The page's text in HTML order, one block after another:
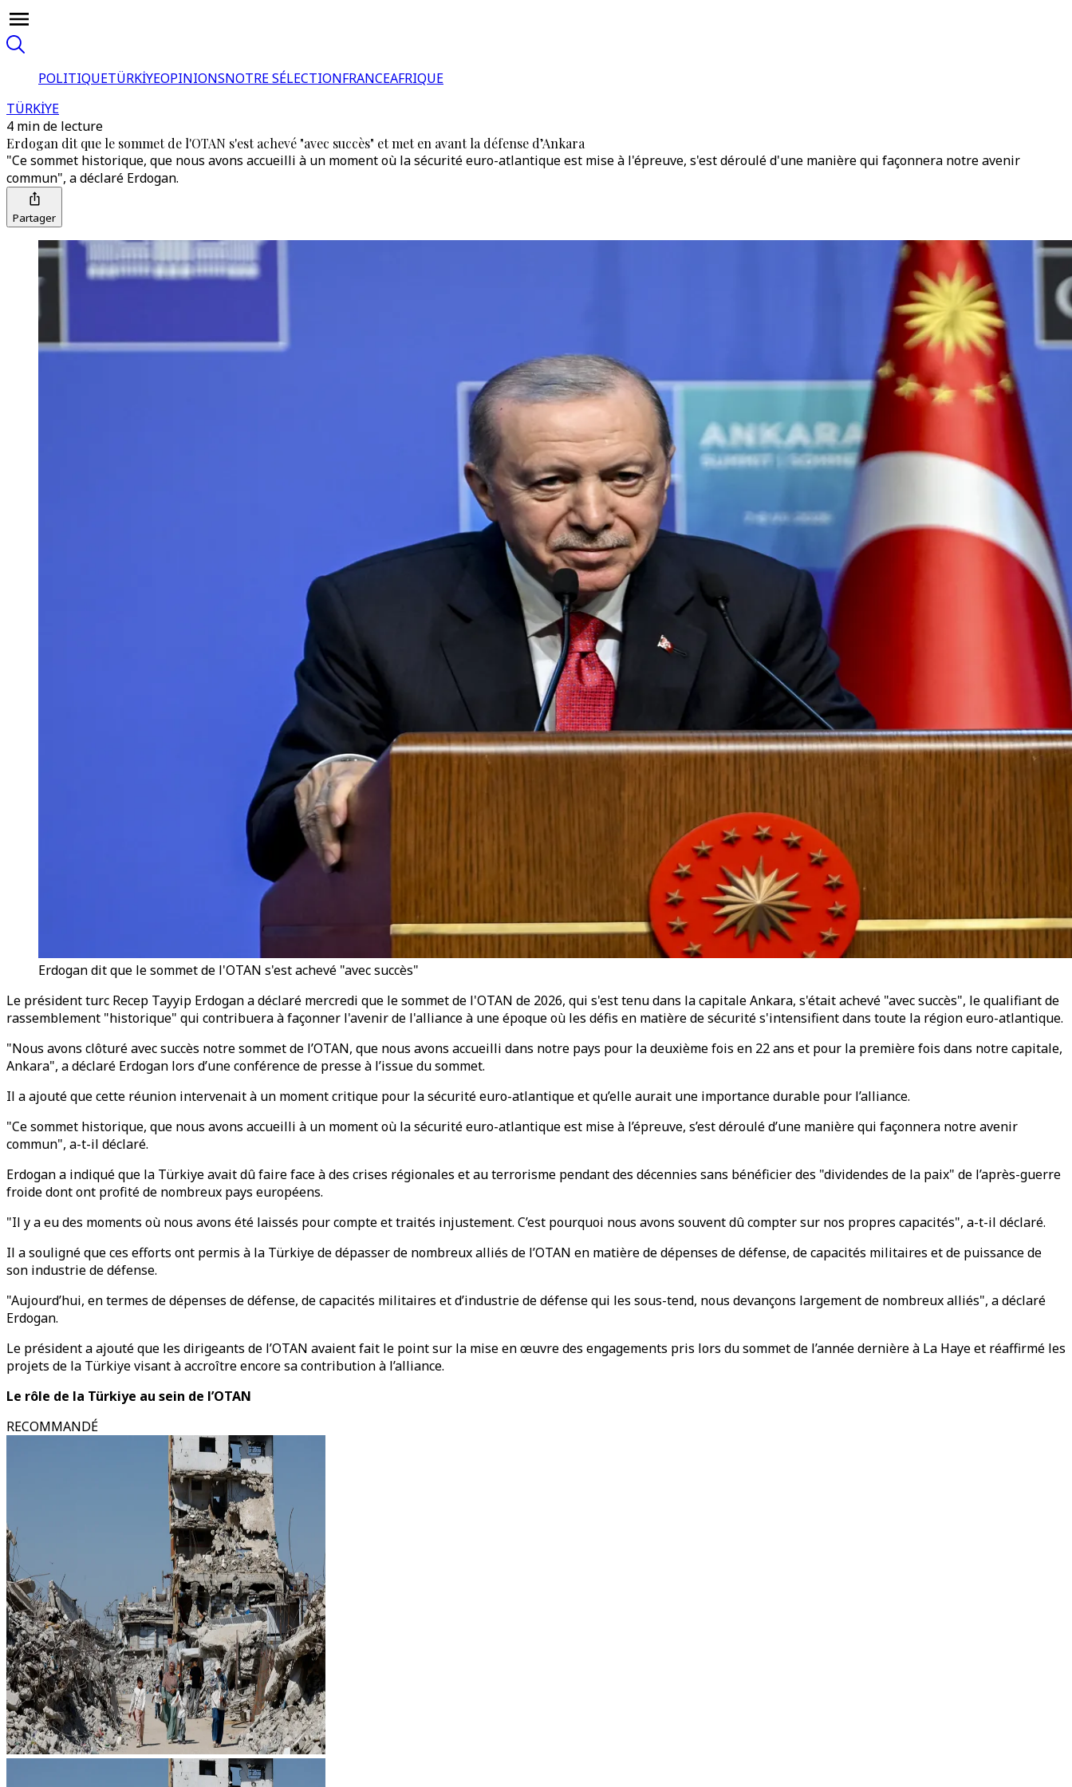
POLITIQUETÜRKİYEOPINIONSNOTRE SÉLECTIONFRANCEAFRIQUE
TÜRKİYE
4 min de lecture
Erdogan dit que le sommet de l'OTAN s'est achevé "avec succès" et met en avant la défense d’Ankara
"Ce sommet historique, que nous avons accueilli à un moment où la sécurité euro-atlantique est mise à l'épreuve, s'est déroulé d'une manière qui façonnera notre avenir
commun", a déclaré Erdogan.
Partager
Erdogan dit que le sommet de l'OTAN s'est achevé "avec succès"
Le président turc Recep Tayyip Erdogan a déclaré mercredi que le sommet de l'OTAN de 2026, qui s'est tenu dans la capitale Ankara, s'était achevé "avec succès", le qualifiant de
rassemblement "historique" qui contribuera à façonner l'avenir de l'alliance à une époque où les défis en matière de sécurité s'intensifient dans toute la région euro-atlantique.
"Nous avons clôturé avec succès notre sommet de l’OTAN, que nous avons accueilli dans notre pays pour la deuxième fois en 22 ans et pour la première fois dans notre capitale,
Ankara", a déclaré Erdogan lors d’une conférence de presse à l’issue du sommet.
Il a ajouté que cette réunion intervenait à un moment critique pour la sécurité euro-atlantique et qu’elle aurait une importance durable pour l’alliance.
"Ce sommet historique, que nous avons accueilli à un moment où la sécurité euro-atlantique est mise à l’épreuve, s’est déroulé d’une manière qui façonnera notre avenir
commun", a-t-il déclaré.
Erdogan a indiqué que la Türkiye avait dû faire face à des crises régionales et au terrorisme pendant des décennies sans bénéficier des "dividendes de la paix" de l’après-guerre
froide dont ont profité de nombreux pays européens.
"Il y a eu des moments où nous avons été laissés pour compte et traités injustement. C’est pourquoi nous avons souvent dû compter sur nos propres capacités", a-t-il déclaré.
Il a souligné que ces efforts ont permis à la Türkiye de dépasser de nombreux alliés de l’OTAN en matière de dépenses de défense, de capacités militaires et de puissance de
son industrie de défense.
"Aujourd’hui, en termes de dépenses de défense, de capacités militaires et d’industrie de défense qui les sous-tend, nous devançons largement de nombreux alliés", a déclaré
Erdogan.
Le président a ajouté que les dirigeants de l’OTAN avaient fait le point sur la mise en œuvre des engagements pris lors du sommet de l’année dernière à La Haye et réaffirmé les
projets de la Türkiye visant à accroître encore sa contribution à l’alliance.
Le rôle de la Türkiye au sein de l’OTAN
RECOMMANDÉ